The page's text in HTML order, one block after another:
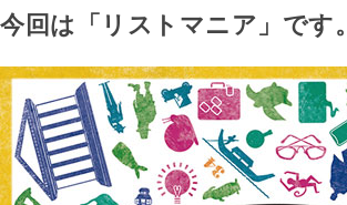
今回は「リストマニア」です。